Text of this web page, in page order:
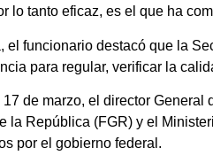
tanto eficaz, es el que ha
funcionario destacó que la
para regular, verificar la
de marzo, el director
República (FGR) y el
por el gobierno federal.